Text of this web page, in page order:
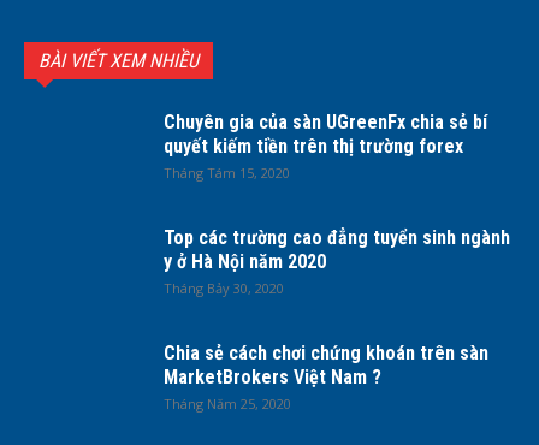
BÀI VIẾT XEM NHIỀU
Chuyên gia của sàn UGreenFx chia sẻ bí
quyết kiếm tiền trên thị trường forex
Tháng Tám 15, 2020
Top các trường cao đẳng tuyển sinh ngành
y ở Hà Nội năm 2020
Tháng Bảy 30, 2020
Chia sẻ cách chơi chứng khoán trên sàn
MarketBrokers Việt Nam ?
Tháng Năm 25, 2020